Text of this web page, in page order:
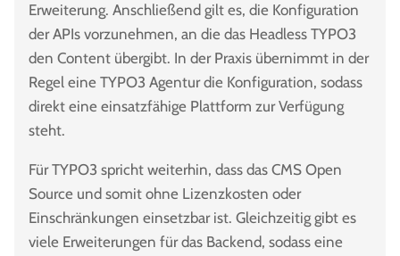
Erweiterung. Anschließend gilt es, die Konfiguration
der APIs vorzunehmen, an die das Headless TYPO3
den Content übergibt. In der Praxis übernimmt in der
Regel eine TYPO3 Agentur die Konfiguration, sodass
direkt eine einsatzfähige Plattform zur Verfügung
steht.
Für TYPO3 spricht weiterhin, dass das CMS Open
Source und somit ohne Lizenzkosten oder
Einschränkungen einsetzbar ist. Gleichzeitig gibt es
viele Erweiterungen für das Backend, sodass eine